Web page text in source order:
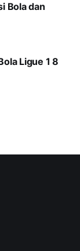
Bola dan
Ligue 1 8